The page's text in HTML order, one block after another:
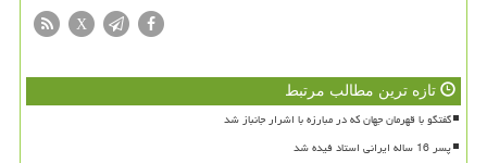
X
تازه ترین مطالب مرتبط
گفتگو با قهرمان جهان که در مبارزه با اشرار جانباز شد
پسر 16 ساله ایرانی استاد فیده شد